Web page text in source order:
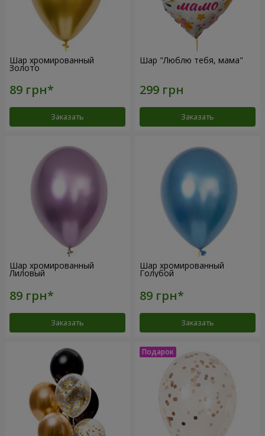
Шар хромированный
Золото
Заказать
Шар "Люблю тебя, мама"
Заказать
Шар хромированный
Лиловый
Заказать
Шар хромированный
Голубой
Заказать